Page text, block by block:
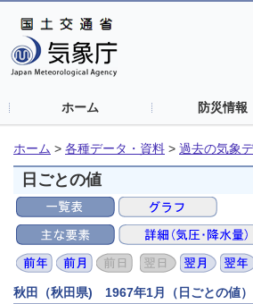
ホーム 防災情報
ホーム > 各種データ・資料 > 過去の気象
日ごとの値
秋田（秋田県) 1967年1月（日ごとの値